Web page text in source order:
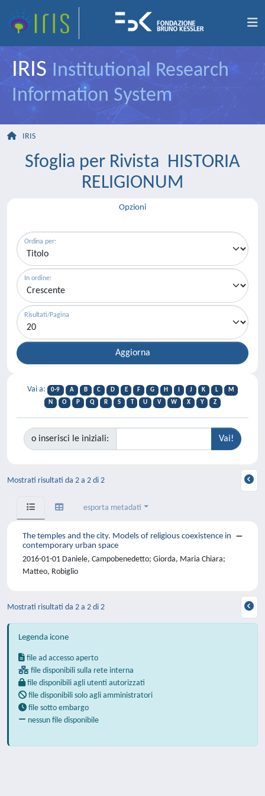
IRIS Institutional Research
Information System
IRIS
Sfoglia per Rivista HISTORIA
RELIGIONUM
Opzioni
Ordina per:
In ordine:
Risultati/Pagina
Vai a: 0-9 A B C D E F G H J K L
M
N
O P Q R S T U V W X Y Z
o inserisci le iniziali:
Mostrati risultati da 2 a 2 di 2
esporta metadati
The temples and the city. Models of religious coexistence in
contemporary urban space
2016-01-01 Daniele, Campobenedetto; Giorda, Maria Chiara;
Matteo, Robiglio
Mostrati risultati da 2 a 2 di 2
Legenda icone
file ad accesso aperto
file disponibili sulla rete interna
file disponibili agli utenti autorizzati
file disponibili solo agli amministratori
file sotto embargo
nessun file disponibile